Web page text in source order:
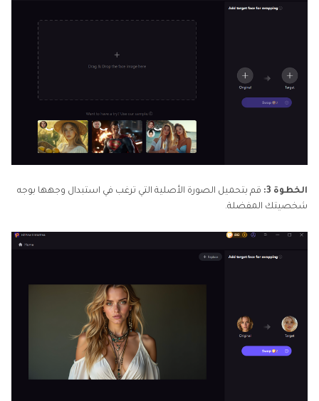
الخطوة 3:
قم بتحميل الصورة الأصلية التي ترغب في استبدال وجهها بوجه
شخصيتك المفضلة.